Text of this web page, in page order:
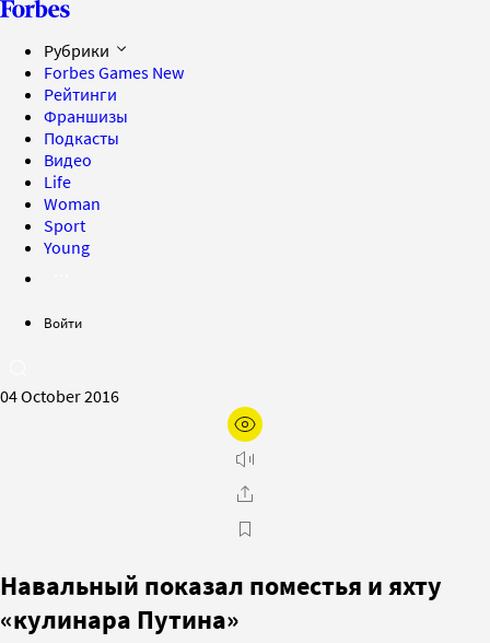
Рубрики
Forbes Games New
Рейтинги
Франшизы
Подкасты
Видео
Life
Woman
Sport
Young
Войти
04 October 2016
Навальный показал поместья и яхту
«кулинара Путина»